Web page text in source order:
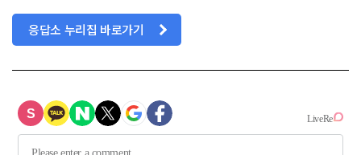
응답소 누리집 바로가기